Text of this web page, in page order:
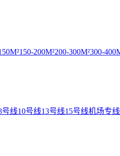
150-200M²200-300M²300-
号线10号线13号线15号线机场专线